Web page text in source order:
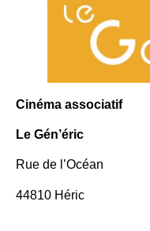
Cinéma associatif
Le Gén’éric
Rue de l’Océan
44810 Héric